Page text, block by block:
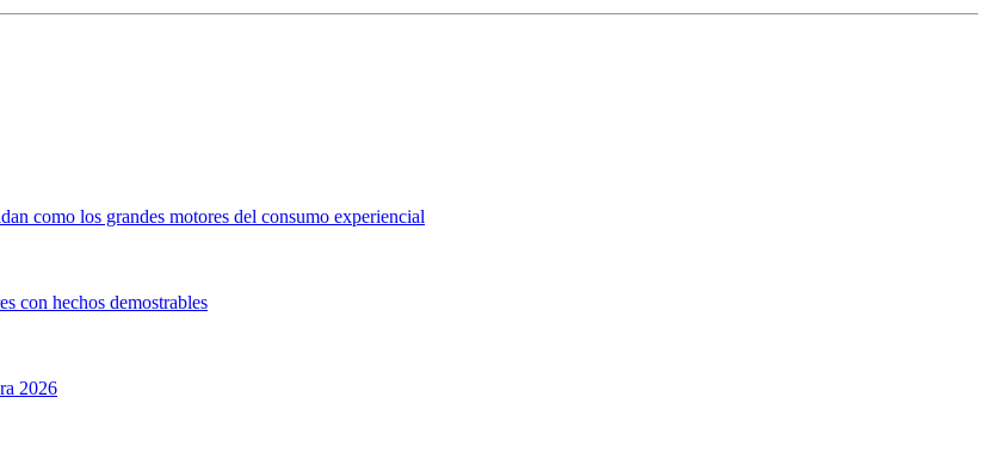
como los grandes motores del consumo experiencial
con hechos demostrables
2026